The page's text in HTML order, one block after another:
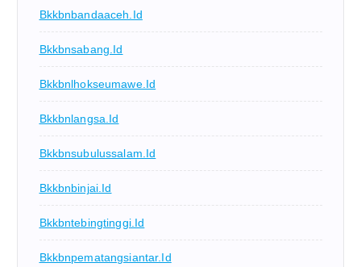
Bkkbnbandaaceh.id
Bkkbnsabang.id
Bkkbnlhokseumawe.id
Bkkbnlangsa.id
Bkkbnsubulussalam.id
Bkkbnbinjai.id
Bkkbntebingtinggi.id
Bkkbnpematangsiantar.id